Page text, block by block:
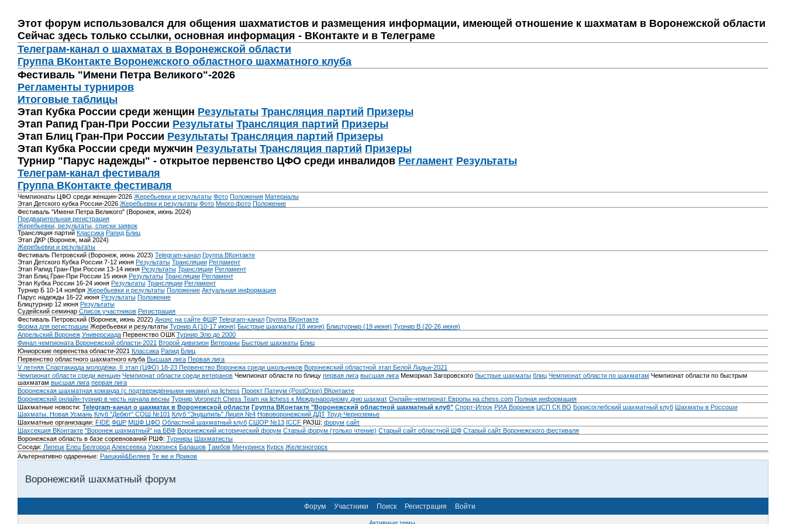
Этот форум использовался для общения шахматистов и размещения информации, имеющей отношение к шахматам в Воронежской области
Сейчас здесь только ссылки, основная информация - ВКонтакте и в Телеграме
Телеграм-канал о шахматах в Воронежской области
Группа ВКонтакте Воронежского областного шахматного клуба
Фестиваль "Имени Петра Великого"-2026
Регламенты турниров
Итоговые таблицы
Этап Кубка России среди женщин Результаты Трансляция партий Призеры
Этап Рапид Гран-При России Результаты Трансляция партий Призеры
Этап Блиц Гран-При России Результаты Трансляция партий Призеры
Этап Кубка России среди мужчин Результаты Трансляция партий Призеры
Турнир "Парус надежды" - открытое первенство ЦФО среди инвалидов Регламент Результаты
Телеграм-канал фестиваля
Группа ВКонтакте фестиваля
Чемпионаты ЦФО среди женщин-2026 Жеребьевки и результаты Фото Положения Материалы
Этап Детского кубка России-2026 Жеребьевки и результаты Фото Много фото Положение
Фестиваль "Имени Петра Великого" (Воронеж, июнь 2024)
Предварительная регистрация
Жеребьевки, результаты, списки заявок
Трансляция партий Классика Рапид Блиц
Этап ДКР (Воронеж, май 2024)
Жеребьевки и результаты
Фестиваль Петровский (Воронеж, июнь 2023) Telegram-канал Группа ВКонтакте
Этап Детского Кубка России 7-12 июня Результаты Трансляции Регламент
Этап Рапид Гран-При России 13-14 июня Результаты Трансляции Регламент
Этап Блиц Гран-При России 15 июня Результаты Трансляции Регламент
Этап Кубка России 16-24 июня Результаты Трансляции Регламент
Турнир Б 10-14 ноября Жеребьевки и результаты Положение Актуальная информация
Парус надежды 16-22 июня Результаты Положение
Блицтурнир 12 июня Результаты
Судейский семинар Список участников Регистрация
Фестиваль Петровский (Воронеж, июнь 2022) Анонс на сайте ФШР Telegram-канал Группа ВКонтакте
Форма для регистрации Жеребьевки и результаты Турнир A (10-17 июня) Быстрые шахматы (18 июня) Блицтурнир (19 июня) Турнир B (20-26 июня)
Апрельский Воронеж Универсиада Первенство ОШК Турнир Эло до 2000
Финал чемпионата Воронежской области-2021 Второй дивизион Ветераны Быстрые шахматы Блиц
Юниорские первенства области-2021 Классика Рапид Блиц
Первенство областного шахматного клуба Высшая лига Первая лига
V летняя Спартакиада молодёжи, II этап (ЦФО) 18-23 Первенство Воронежа среди школьников Воронежский областной этап Белой Ладьи-2021
Чемпионат области среди женщин Чемпионат области среди ветеранов Чемпионат области по блицу первая лига высшая лига Мемориал Загоровского быстрые шахматы блиц Чемпионат области по шахматам Чемпионат области по быстрым
шахматам высшая лига первая лига
Воронежская шахматная команда (с подтверждёнными никами) на lichess Проект Патиум (PostOrion) ВКонтакте
Воронежский онлайн-турнир в честь начала весны Турнир Voronezh Chess Team на lichess к Международному дню шахмат Онлайн-чемпионат Европы на chess.com Полная информация
Шахматные новости: Telegram-канал о шахматах в Воронежской области Группа ВКонтакте "Воронежский областной шахматный клуб" Спорт-Игрок РИА Воронеж ЦСП СК ВО Борисоглебский шахматный клуб Шахматы в Россоши
Шахматы. Новая Усмань Клуб "Дебют" СОШ №101 Клуб "Эндшпиль" Лицея №4 Нововоронежский ДДТ Труд-Черноземье
Шахматные организации: FIDE ФШР МШФ ЦФО Областной шахматный клуб СШОР №13 ICCF РАЗШ: форум сайт
Шахсекция ВКонтакте "Воронеж шахматный" на БВФ Воронежский исторический форум Cтарый форум (только чтение) Старый сайт областной ШФ Старый сайт Воронежского фестиваля
Воронежская область в базе соревнований РШФ: Турниры Шахматисты
Соседи: Липецк Елец Белгород Алексеевка Урюпинск Балашов Тамбов Мичуринск Курск Железногорск
Альтернативно одаренные: Раецкий&Беляев Те же и Яриков
Воронежский шахматный форум
Форум Участники Поиск Регистрация Войти